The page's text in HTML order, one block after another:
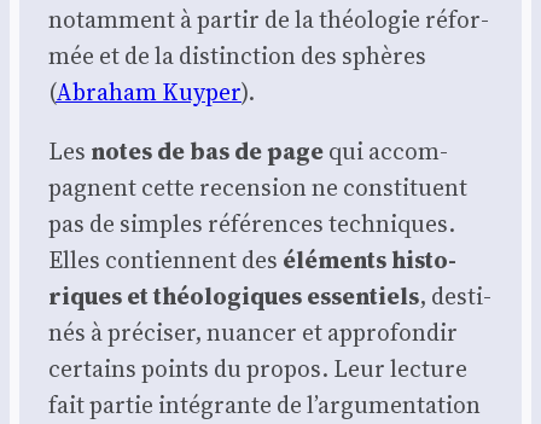
notam­ment à par­tir de la théo­lo­gie réfor­
mée et de la dis­tinc­tion des sphères
(Abra­ham Kuy­per).
Les notes de bas de pagequi accom­
pagnent cette recen­sion ne consti­tuent
pas de simples réfé­rences tech­niques.
Elles contiennent des élé­ments his­to­
riques et théo­lo­giques essen­tiels, des­ti­
nés à pré­ci­ser, nuan­cer et appro­fon­dir
cer­tains points du pro­pos. Leur lec­ture
fait par­tie inté­grante de l’argumentation